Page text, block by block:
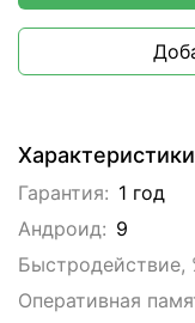
Характеристики
Гарантия: 1 год
Андроид: 9
Быстродействие,
Оперативная